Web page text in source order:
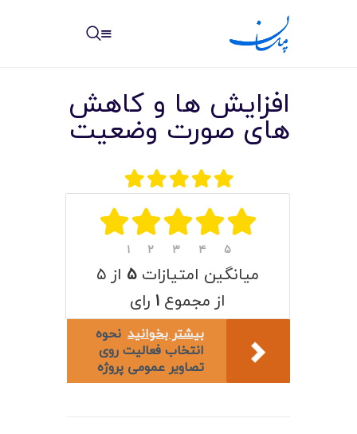
خانه
نوشته ها
مرکز آموزش
امکانات
سیستم ها
لیست قیمت محصولات
افزایش ها و کاهش
های صورت وضعیت
۱ ۲ ۳ ۴ ۵
میانگین امتیازات ۵ از ۵
از مجموع ۱ رای
بیشتر بخوانید نحوه
انتخاب فعالیت روی
تصاویر عمومی پروژه